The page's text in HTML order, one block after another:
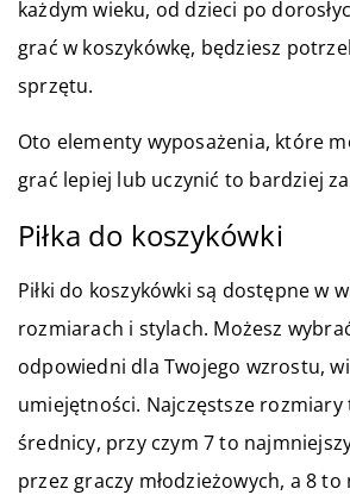
każdym wieku, od dzieci po
grać w koszykówkę, będziesz
sprzętu.
Oto elementy wyposażenia, które
grać lepiej lub uczynić to bardziej
Piłka do koszykówki
Piłki do koszykówki są dostępne w
rozmiarach i stylach. Możesz
odpowiedni dla Twojego wzrostu,
umiejętności. Najczęstsze rozmiary
średnicy, przy czym 7 to
przez graczy młodzieżowych, a 8 to